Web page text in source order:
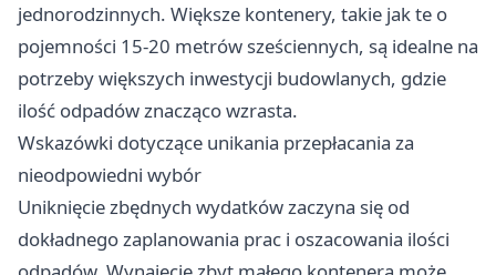
jednorodzinnych. Większe kontenery, takie jak te o
pojemności 15-20 metrów sześciennych, są idealne na
potrzeby większych inwestycji budowlanych, gdzie
ilość odpadów znacząco wzrasta.
Wskazówki dotyczące unikania przepłacania za
nieodpowiedni wybór
Uniknięcie zbędnych wydatków zaczyna się od
dokładnego zaplanowania prac i oszacowania ilości